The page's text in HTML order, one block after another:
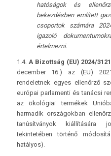
hatóságok és
bekezdésben említett
csoportok számára
igazoló
értelmezni.
1.4. A Bizottság (EU) 2024/
december 16.) az (EU)
rendeletnek egyes ellenőrző
európai parlamenti és tanácsi
az ökológiai termékek
harmadik országokban
tanúsítványok kiállítására
tekintetében történő
hatályos).